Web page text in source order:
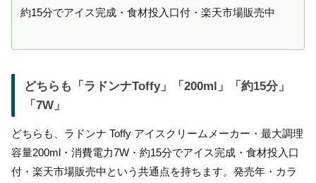
約15分でアイス完成・食材投入口付・楽天市場販売中
どちらも「ラドンナToffy」「200ml」「約15分」
「7W」
どちらも、ラドンナ Toffy アイスクリームメーカー・最大調理
容量200ml・消費電力7W・約15分でアイス完成・食材投入口
付・楽天市場販売中という共通点を持ちます。発売年・カラ